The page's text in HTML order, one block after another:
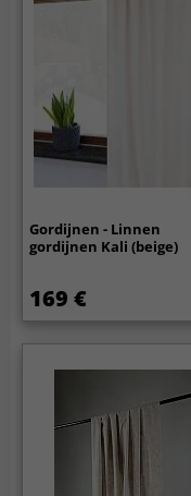
Gordijnen - Linnen
gordijnen Kali (beige)
169 €